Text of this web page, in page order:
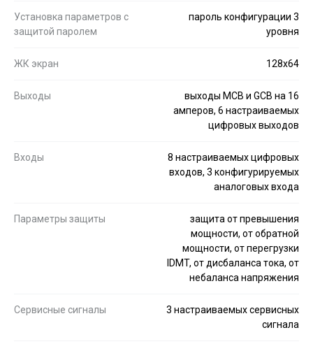
Установка параметров с
защитой паролем
пароль конфигурации 3
уровня
ЖК экран 128x64
Выходы
выходы MCB и GCB на 16
амперов, 6 настраиваемых
цифровых выходов
Входы
8 настраиваемых цифровых
входов, 3 конфигурируемых
аналоговых входа
Параметры защиты
защита от превышения
мощности, от обратной
мощности, от перегрузки
IDMT, от дисбаланса тока, от
небаланса напряжения
Сервисные сигналы
3 настраиваемых сервисных
сигнала